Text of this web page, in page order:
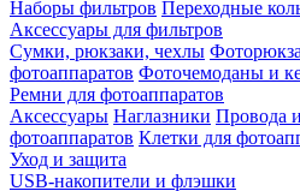
Наборы фильтров Переходные
Аксессуары для фильтров
Сумки, рюкзаки, чехлы
фотоаппаратов Фоточемоданы и
Ремни для фотоаппаратов
Аксессуары Наглазники Провода
фотоаппаратов Клетки для
Уход и защита
USB-накопители и флэшки